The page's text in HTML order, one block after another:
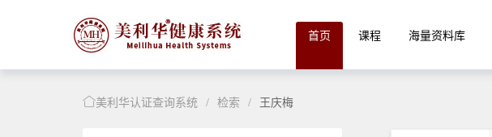
首页 课程 海量资料库
美利华认证查询系统 / 检索 / 王庆梅